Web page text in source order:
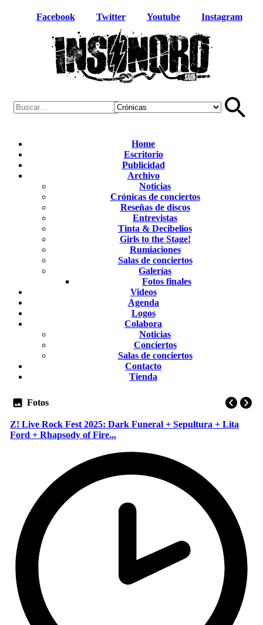
Facebook Twitter Youtube Instagram
Home
Escritorio
Publicidad
Archivo
Noticias
Crónicas de conciertos
Reseñas de discos
Entrevistas
Tinta & Decibelios
Girls to the Stage!
Rumiaciones
Salas de conciertos
Galerías
Fotos finales
Videos
Agenda
Logos
Colabora
Noticias
Conciertos
Salas de conciertos
Contacto
Tienda
Fotos
Z! Live Rock Fest 2025: Dark Funeral + Sepultura + Lita
Ford + Rhapsody of Fire...